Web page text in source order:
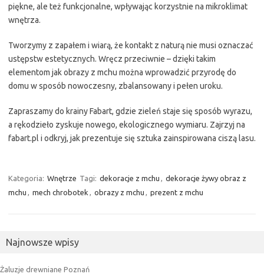
piękne, ale też funkcjonalne, wpływając korzystnie na mikroklimat
wnętrza.
Tworzymy z zapałem i wiarą, że kontakt z naturą nie musi oznaczać
ustępstw estetycznych. Wręcz przeciwnie – dzięki takim
elementom jak obrazy z mchu można wprowadzić przyrodę do
domu w sposób nowoczesny, zbalansowany i pełen uroku.
Zapraszamy do krainy Fabart, gdzie zieleń staje się sposób wyrazu,
a rękodzieło zyskuje nowego, ekologicznego wymiaru. Zajrzyj na
fabart.pl i odkryj, jak prezentuje się sztuka zainspirowana ciszą lasu.
Kategoria: Wnętrze Tagi: dekoracje z mchu , dekoracje żywy obraz z
mchu , mech chrobotek , obrazy z mchu , prezent z mchu
Najnowsze wpisy
Żaluzje drewniane Poznań